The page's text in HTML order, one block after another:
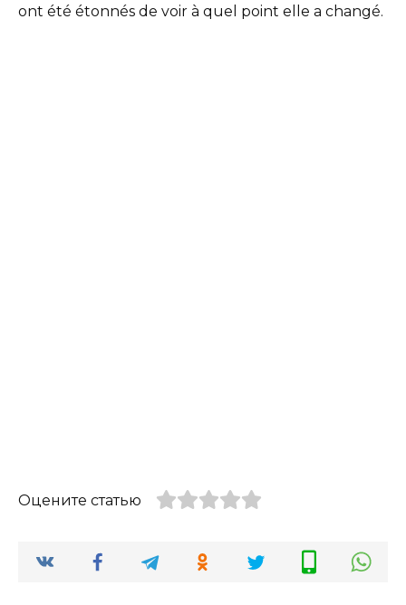
ont été étonnés de voir à quel point elle a changé.
Оцените статью